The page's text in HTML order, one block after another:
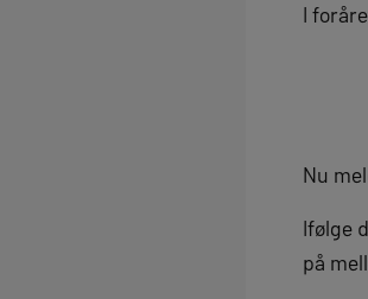
I
Nu
Ifølge
på